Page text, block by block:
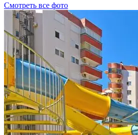
Смотреть все фото